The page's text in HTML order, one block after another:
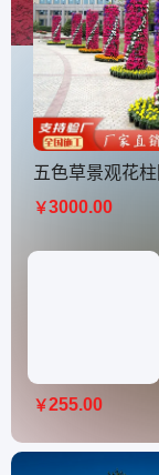
￥3000.00
￥255.00